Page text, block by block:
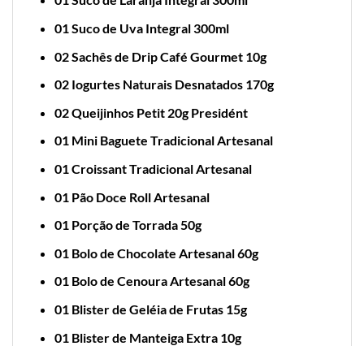
01 Suco de Uva Integral 300ml
02 Sachês de Drip Café Gourmet 10g
02 Iogurtes Naturais Desnatados 170g
02 Queijinhos Petit 20g Presidént
01 Mini Baguete Tradicional Artesanal
01 Croissant Tradicional Artesanal
01 Pão Doce Roll Artesanal
01 Porção de Torrada 50g
01 Bolo de Chocolate Artesanal 60g
01 Bolo de Cenoura Artesanal 60g
01 Blister de Geléia de Frutas 15g
01 Blister de Manteiga Extra 10g